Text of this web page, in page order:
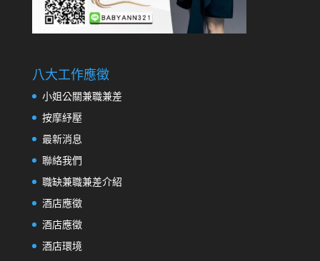
八大工作應徵
小姐公關兼職兼差
按摩紓壓
最新消息
聯絡我們
職缺兼職兼差介紹
酒店應徵
酒店應徵
酒店環境